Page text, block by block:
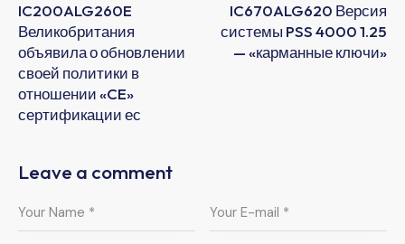
IC200ALG260E
Великобритания
объявила о обновлении
своей политики в
отношении «CE»
сертификации ес
IC670ALG620 Версия
системы PSS 4000 1.25
— «карманные ключи»
Leave a comment